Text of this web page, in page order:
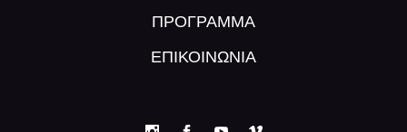
ΠΡΌΓΡΑΜΜΑ
ΕΠΙΚΟΙΝΩΝΙΑ